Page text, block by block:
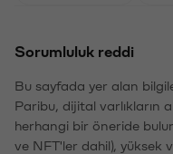
Sorumluluk reddi
Bu sayfada yer alan
Paribu, dijital varlıkların
herhangi bir öneride
ve NFT'ler dahil), yüksek